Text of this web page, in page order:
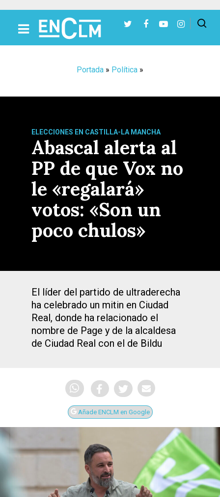
Portada » Política »
ELECCIONES EN CASTILLA-LA MANCHA
Abascal alerta al
PP de que Vox no
le «regalará»
votos: «Son un
poco chulos»
El líder del partido de ultraderecha
ha celebrado un mitin en Ciudad
Real, donde ha relacionado el
nombre de Page y de la alcaldesa
de Ciudad Real con el de Bildu
Añade ENCLM en Google